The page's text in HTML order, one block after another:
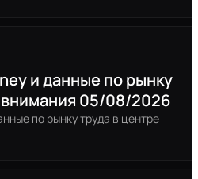
и данные по рынку
внимания 05/08/2026
по рынку труда в центре